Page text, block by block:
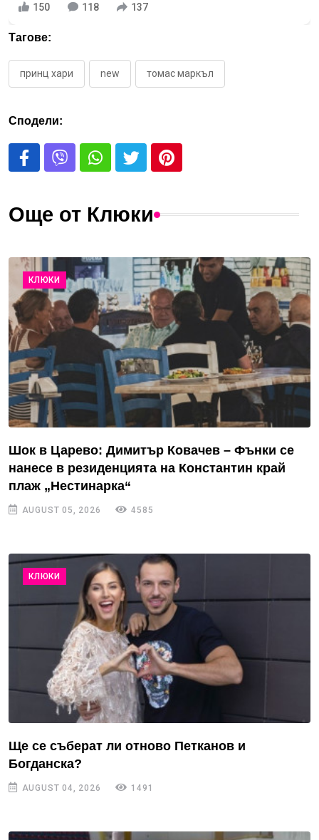
150 118 137
Тагове:
принц хари new томас маркъл
Сподели:
Още от Клюки
КЛЮКИ
Шок в Царево: Димитър Ковачев – Фънки се
нанесе в резиденцията на Константин край
плаж „Нестинарка“
AUGUST 05, 2026 4585
КЛЮКИ
Ще се съберат ли отново Петканов и
Богданска?
AUGUST 04, 2026 1491